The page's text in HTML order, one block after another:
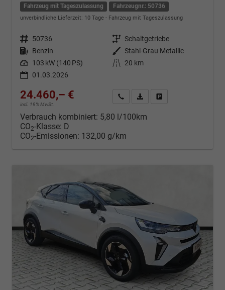
Fahrzeug mit Tageszulassung Fahrzeugnr.: 50736
unverbindliche Lieferzeit: 10 Tage Fahrzeug mit Tageszulassung
Fahrzeugnr. 50736 Getriebe Schaltgetriebe
Kraftstoff Benzin Außenfarbe Stahl-Grau Metallic
Leistung 103 kW (140 PS) Kilometerstand
20 km
01.03.2026
24.460,– €
incl. 19% MwSt.
Kontakt & Angebot anfordern
PDF-Datei, Fahrzeugexposé
Verbrauch kombiniert: 5,80 l/100km
CO2-Klasse: D
CO2-Emissionen: 132,00 g/km